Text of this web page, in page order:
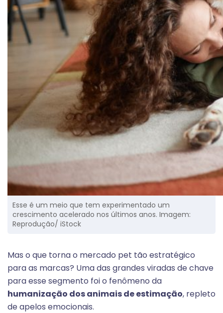
Esse é um meio que tem experimentado um
crescimento acelerado nos últimos anos. Imagem:
Reprodução/ iStock
Mas o que torna o mercado pet tão estratégico
para as marcas? Uma das grandes viradas de chave
para esse segmento foi o fenômeno da
humanização dos animais de estimação, repleto
de apelos emocionais.